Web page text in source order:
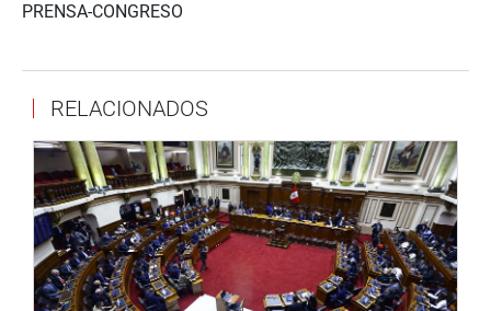
PRENSA-CONGRESO
RELACIONADOS